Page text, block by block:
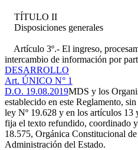
TÍTULO II
Disposiciones generales
Artículo 3º.- El ingreso,
intercambio de información por
DESARROLLO
Art. ÚNICO N° 1
D.O. 19.08.2019MDS y los
establecido en este Reglamento,
ley Nº 19.628 y en los artículos
fija el texto refundido, coordinado
18.575, Orgánica Constitucional de
Administración del Estado.